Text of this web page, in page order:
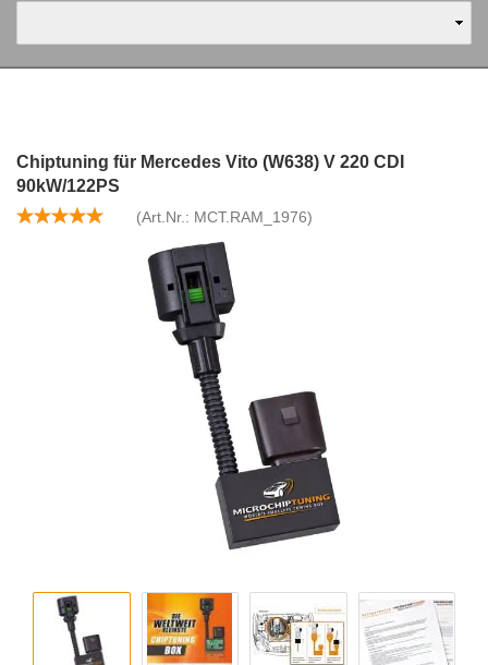
Chiptuning für Mercedes Vito (W638) V 220 CDI
90kW/122PS
(Art.Nr.: MCT.RAM_1976)